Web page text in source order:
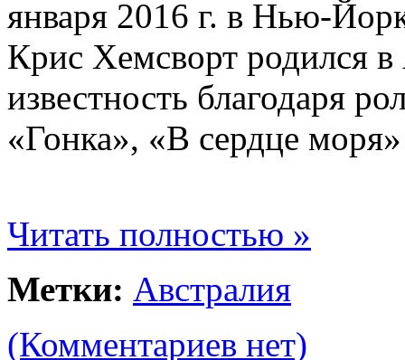
января 2016 г. в Нью-
Крис Хемсворт родился
известность благодаря
«Гонка», «В сердце
Читать полностью »
Метки: Австралия
(Комментариев нет)